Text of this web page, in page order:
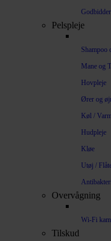
Godbidder
Pelspleje
Shampoo
Mane og
Hovpleje
Ører og
Køl /
Hudpleje
Kløe
Utøj /
Overvågning
Wi-Fi
Tilskud